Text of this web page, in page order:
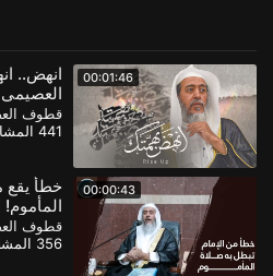
00:01:46
انهض..
العصيمي
قطوف
441 المشاهدات
00:00:43
خطأ يقع
قطوف
356 المشاهدات